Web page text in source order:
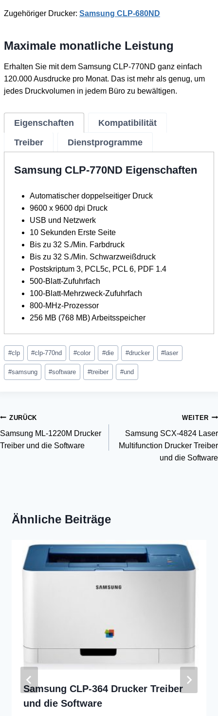
Zugehöriger Drucker: Samsung CLP-680ND
Maximale monatliche Leistung
Erhalten Sie mit dem Samsung CLP-770ND ganz einfach
120.000 Ausdrucke pro Monat. Das ist mehr als genug, um
jedes Druckvolumen in jedem Büro zu bewältigen.
Eigenschaften
Kompatibilität
Treiber
Dienstprogramme
Samsung CLP-770ND Eigenschaften
Automatischer doppelseitiger Druck
9600 x 9600 dpi Druck
USB und Netzwerk
10 Sekunden Erste Seite
Bis zu 32 S./Min. Farbdruck
Bis zu 32 S./Min. Schwarzweißdruck
Postskriptum 3, PCL5c, PCL 6, PDF 1.4
500-Blatt-Zufuhrfach
100-Blatt-Mehrzweck-Zufuhrfach
800-MHz-Prozessor
256 MB (768 MB) Arbeitsspeicher
Schlagworte:
#clp #clp-770nd #color #die #drucker #laser
#samsung #software #treiber #und
Beitragsnavigation
ZURÜCK
Samsung ML-1220M Drucker
Treiber und die Software
WEITER
Samsung SCX-4824 Laser
Multifunction Drucker Treiber
und die Software
Ähnliche Beiträge
Samsung CLP-364 Drucker Treiber
und die Software